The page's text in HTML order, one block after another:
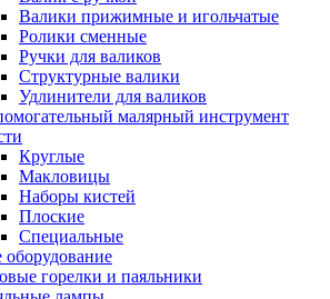
Валики прижимные и игольчатые
Ролики сменные
Ручки для валиков
Структурные валики
Удлинители для валиков
малярный инструмент
Круглые
Макловицы
Наборы кистей
Плоские
Специальные
оборудование
горелки и паяльники